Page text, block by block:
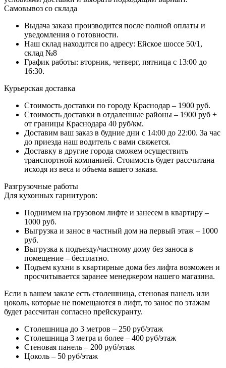
Самовывоз со склада
Выдача заказа производится после полной оплаты и
уведомления о готовности.
Наш склад находится по адресу: Ейское шоссе 50/1,
склад №8
График работы: вторник, четверг, пятница с 13:00 до
16:30.
Курьерская доставка
Стоимость доставки по городу Краснодар – 1900 руб.
Стоимость доставки в отдаленные районы – 1900 руб +
от границы Краснодара 40 руб/км.
Доставим ваш заказ в будние дни с 14:00 до 22:00. За час
до приезда наш водитель с вами свяжется.
Доставку в другие города сможем осуществить
транспортной компанией. Стоимость будет рассчитана
исходя из веса и объема вашего заказа.
Разгрузочные работы
Для кухонных гарнитуров:
Поднимем на грузовом лифте и занесем в квартиру –
1000 руб.
Выгрузка и занос в частный дом на первый этаж – 1000
руб.
Выгрузка к подъезду/частному дому без заноса в
помещение – бесплатно.
Подъем кухни в квартирные дома без лифта возможен и
просчитывается заранее менеджером нашего магазина.
Если в вашем заказе есть столешница, стеновая панель или
цоколь, которые не помещаются в лифт, то занос по этажам
будет рассчитан согласно прейскуранту.
Столешница до 3 метров – 250 руб/этаж
Столешница 3 метра и более – 400 руб/этаж
Стеновая панель – 200 руб/этаж
Цоколь – 50 руб/этаж